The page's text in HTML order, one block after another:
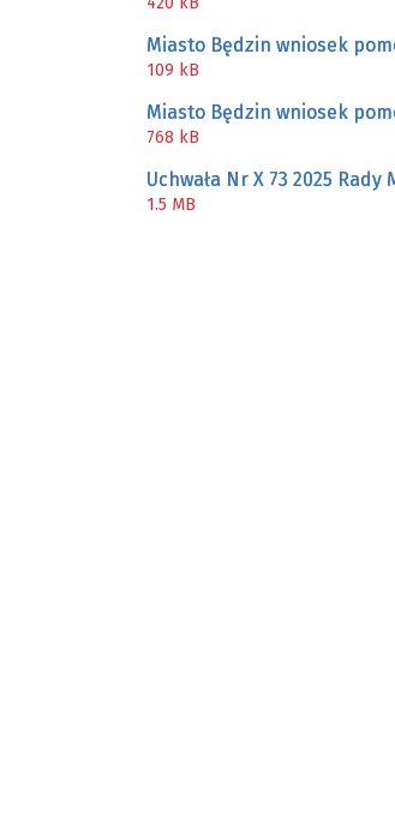
WAŻNA INFORMACJA - DOT.
PRZEPROWADZENIA OCENY
RYZYKA WEWNĘTRZNEGO
SYSTEMU WODOCIĄGOWEGO
Miasto Będzin wniosek
109 kB
Miasto Będzin wniosek
768 kB
Uchwała Nr X 73 2025
1.5 MB